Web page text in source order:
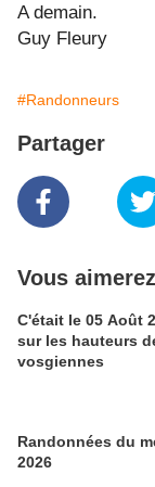
A demain.
Guy Fleury
#Randonneurs
Partager
Vous
C'était le 05 Août
sur les hauteurs
vosgiennes
Randonnées du
2026